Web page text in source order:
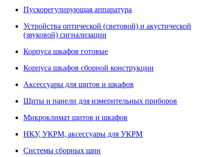
Пускорегулирующая аппаратура
Устройства оптической (световой) и акустической
(звуковой) сигнализации
Корпуса шкафов готовые
Корпуса шкафов сборной конструкции
Аксессуары для щитов и шкафов
Щиты и панели для измерительных приборов
Микроклимат щитов и шкафов
НКУ, УКРМ, аксессуары для УКРМ
Системы сборных шин